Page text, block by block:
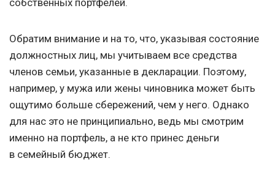
собственных портфелей.
Обратим внимание и на то, что, указывая состояние
должностных лиц, мы учитываем все средства
членов семьи, указанные в декларации. Поэтому,
например, у мужа или жены чиновника может быть
ощутимо больше сбережений, чем у него. Однако
для нас это не принципиально, ведь мы смотрим
именно на портфель, а не кто принес деньги
в семейный бюджет.